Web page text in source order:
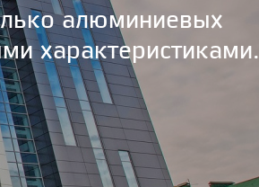
алюминиевых
характеристиками.